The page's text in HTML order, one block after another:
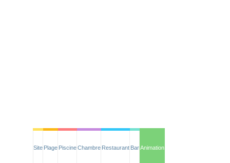
Site Plage PiscineChambre Restaurant BarAnimation